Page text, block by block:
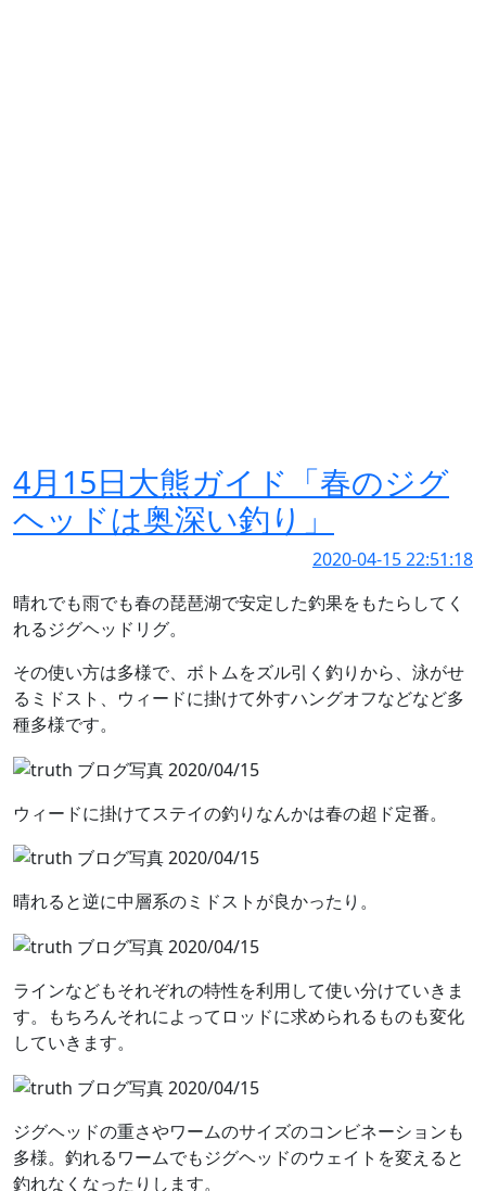
4月15日大熊ガイド「春のジグ
ヘッドは奥深い釣り」
2020-04-15 22:51:18
晴れでも雨でも春の琵琶湖で安定した釣果をもたらしてく
れるジグヘッドリグ。
その使い方は多様で、ボトムをズル引く釣りから、泳がせ
るミドスト、ウィードに掛けて外すハングオフなどなど多
種多様です。
ウィードに掛けてステイの釣りなんかは春の超ド定番。
晴れると逆に中層系のミドストが良かったり。
ラインなどもそれぞれの特性を利用して使い分けていきま
す。もちろんそれによってロッドに求められるものも変化
していきます。
ジグヘッドの重さやワームのサイズのコンビネーションも
多様。釣れるワームでもジグヘッドのウェイトを変えると
釣れなくなったりします。